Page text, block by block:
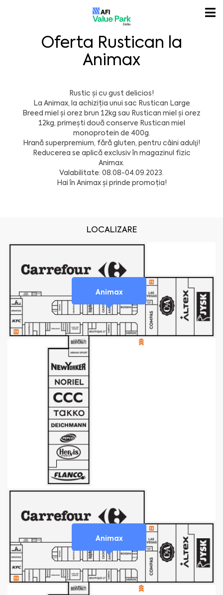
Oferta Rustican la
Animax
Rustic și cu gust delicios!
La Animax, la achiziția unui sac Rustican Large
Breed miel și orez brun 12kg sau Rustican miel și orez
12kg, primești două conserve Rustican miel
monoprotein de 400g.
Hrană superpremium, fără gluten, pentru câini adulţi!
Reducerea se aplică exclusiv în magazinul fizic
Animax.
Valabilitate: 08.08-04.09.2023.
Hai în Animax și prinde promoția!
LOCALIZARE
Animax
Animax